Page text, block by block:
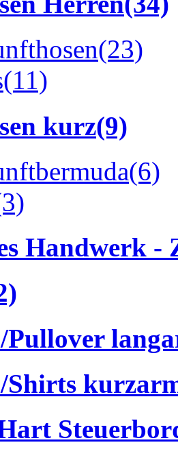
(23)
(11)
kurz(9)
(6)
Handwerk -
Pullover
Shirts